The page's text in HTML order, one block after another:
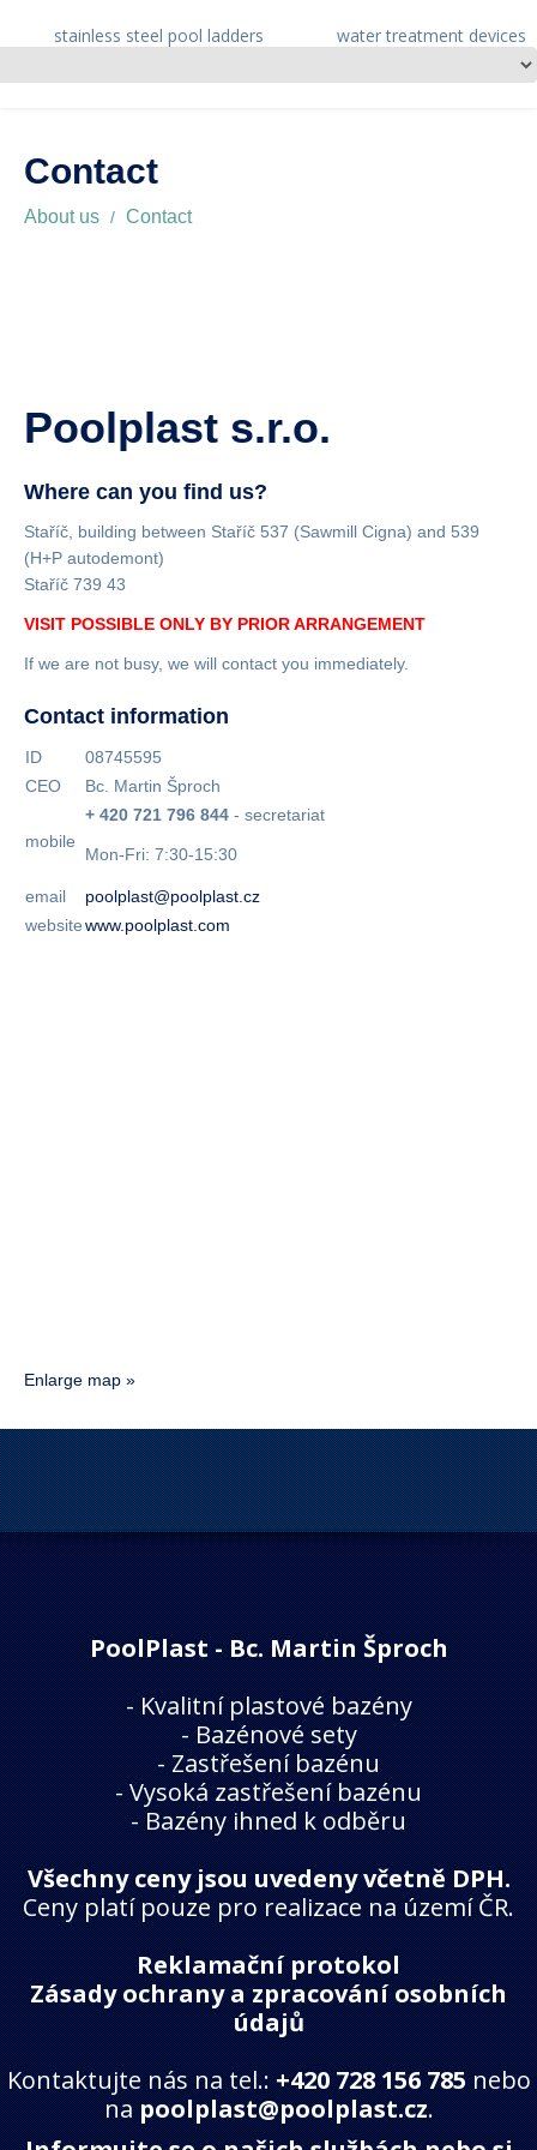
stainless steel pool ladders water treatment devices
Contact
About us Contact
Poolplast s.r.o.
Where can you find us?
Staříč, building between Staříč 537 (Sawmill Cigna) and 539
(H+P autodemont)
Staříč 739 43
VISIT POSSIBLE ONLY BY PRIOR ARRANGEMENT
If we are not busy, we will contact you immediately.
Contact information
ID
08745595
CEO
Bc. Martin Šproch
mobile
+ 420 721 796 844 - secretariat
Mon-Fri: 7:30-15:30
email
poolplast@poolplast.cz
websitewww.poolplast.com
Enlarge map »
PoolPlast - Bc. Martin Šproch
-Kvalitní plastové bazény
-Bazénové sety
-Zastřešení bazénu
-Vysoká zastřešení bazénu
-Bazény ihned k odběru
Všechny ceny jsou uvedeny včetně DPH.
Ceny platí pouze pro realizace na území ČR.
Reklamační protokol
Zásady ochrany a zpracování osobních
údajů
Kontaktujte nás na tel.:+420 728 156 785nebo
napoolplast@poolplast.cz.